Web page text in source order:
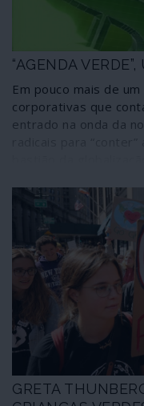
“Quartéis Verdes”
“AGENDA
Em pouco mais de
corporativas que
entrado na onda da
tema principal da
partes interessadas
Entre as noções em
planeta” em que a
activista sueca Greta
percebem é como
cuidado para
globais de capitais,
punhado de gigantes
GRETA